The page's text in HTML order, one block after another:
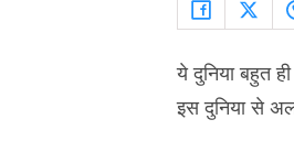
ये दुनिया बहुत
इस दुनिया से